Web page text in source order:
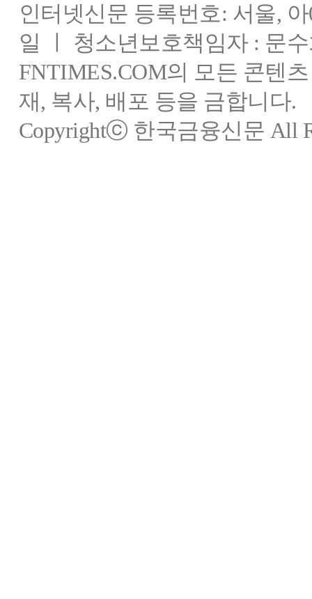
인터넷신문 등록번호: 서울,
일 ㅣ 청소년보호책임자 : 문
FNTIMES.COM의 모든 콘텐
재, 복사, 배포 등을 금합니다.
Copyrightⓒ 한국금융신문 All